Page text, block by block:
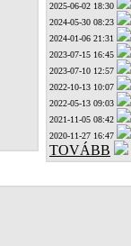
2025-06-02 18:30
2024-05-30 08:23
2024-01-06 21:31
2023-07-15 16:45
2023-07-10 12:57
2022-10-13 10:07
2022-05-13 09:03
2021-11-05 08:42
2020-11-27 16:47
TOVÁBB